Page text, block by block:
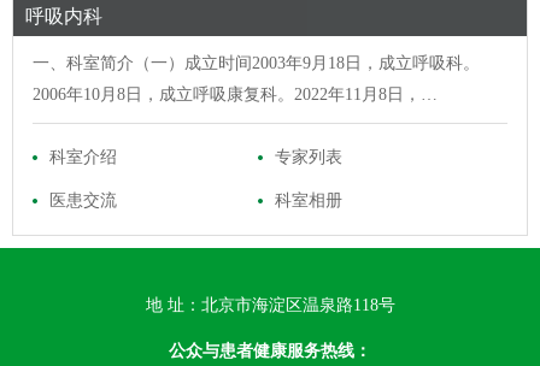
呼吸内科
一、科室简介（一）成立时间2003年9月18日，成立呼吸科。
2006年10月8日，成立呼吸康复科。2022年11月8日，…
科室介绍 专家列表
医患交流 科室相册
地 址：北京市海淀区温泉路118号
公众与患者健康服务热线：